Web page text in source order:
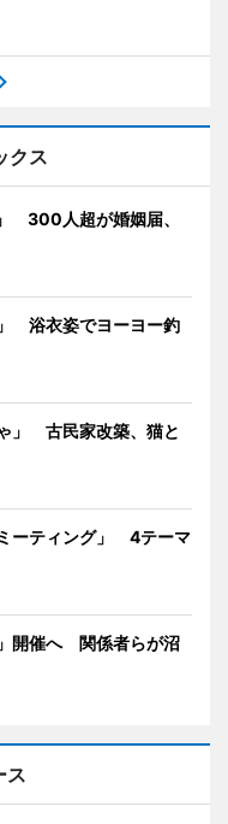
クス
300人超が婚姻届、
浴衣姿でヨーヨー釣
」 古民家改築、猫と
ーティング」 4テーマ
開催へ 関係者らが沼
ス